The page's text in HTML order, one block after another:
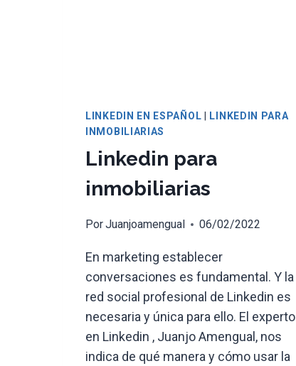
LINKEDIN EN ESPAÑOL
LINKEDIN PARA
INMOBILIARIAS
Linkedin para
inmobiliarias
PorJuanjoamengual 06/02/2022
En marketing establecer
conversaciones es fundamental. Y la
red social profesional de Linkedin es
necesaria y única para ello. El experto
en Linkedin , Juanjo Amengual, nos
indica de qué manera y cómo usar la